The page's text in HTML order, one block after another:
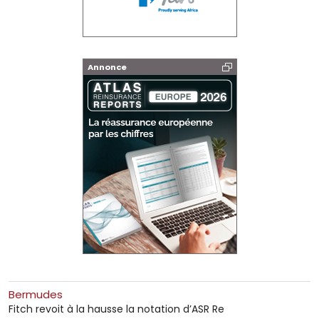
Annonce
Bermudes
Fitch revoit à la hausse la notation d’ASR Re